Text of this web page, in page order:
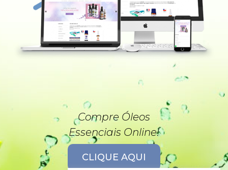
Compre Óleos
Essenciais Online!
CLIQUE AQUI